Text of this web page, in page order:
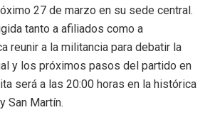
27 de marzo en su sede central.
tanto a afiliados como a
reunir a la militancia para debatir la
y los próximos pasos del partido en
será a las 20:00 horas en la histórica
San Martín.